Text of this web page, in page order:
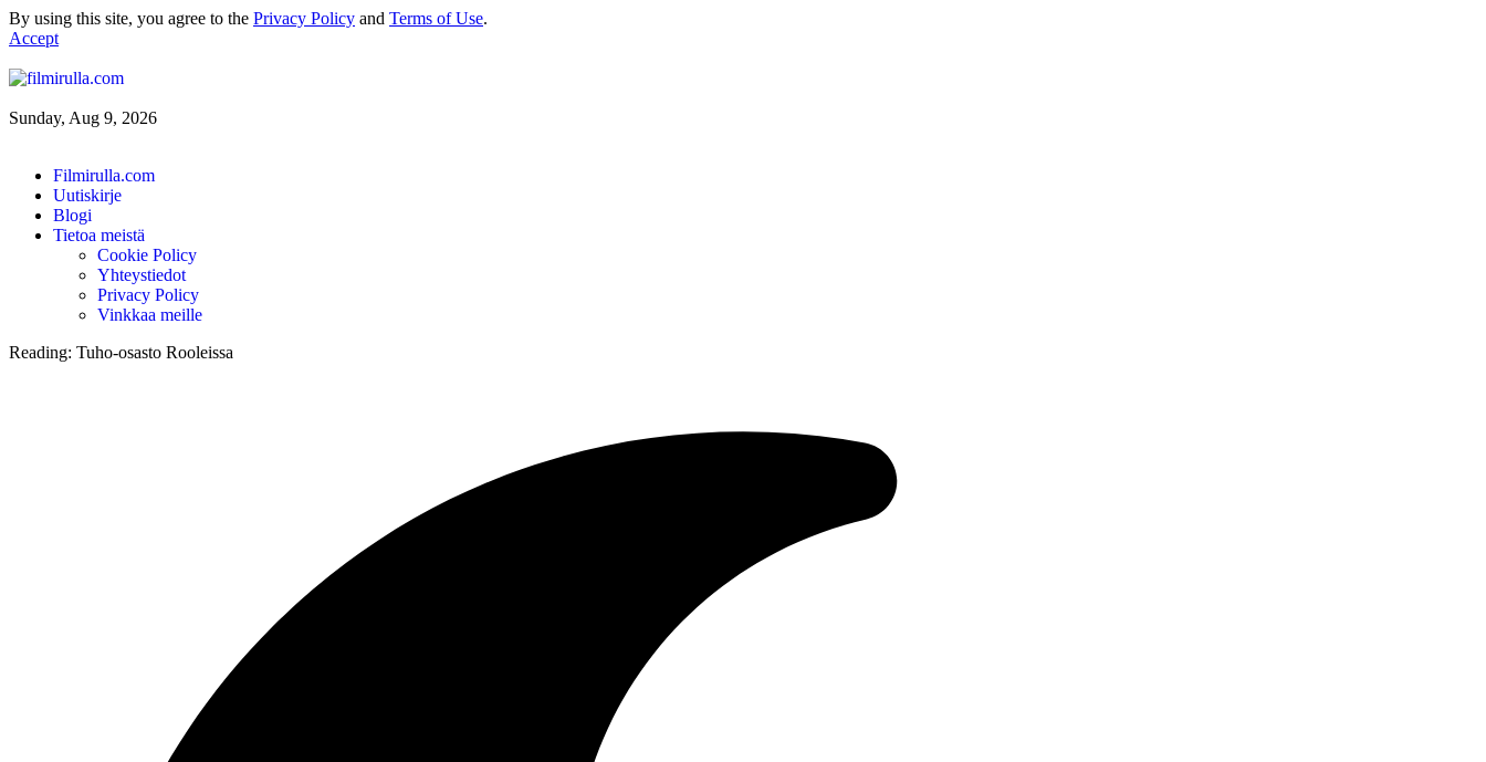
By using this site, you agree to the Privacy Policy and Terms of Use.
Accept
Sunday, Aug 9, 2026
Filmirulla.com
Uutiskirje
Blogi
Tietoa meistä
Cookie Policy
Yhteystiedot
Privacy Policy
Vinkkaa meille
Reading: Tuho-osasto Rooleissa